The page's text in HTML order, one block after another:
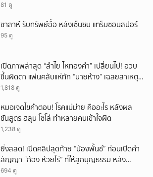
81 ดู
ซาลาห์ รับทรัพย์อื้อ หลังเซ็นซบ แทร็บซอนสปอร์
95 ดู
เปิดภาพล่าสุด “ลำไย ไหทองคำ” เปลี่ยนไป! อวบ
ขึ้นผิดตา แฟนคลับแห่ทัก “นายห้าง” เฉลยสาเหตุ
ชัด!
1,818 ดู
หมอเจดไขคำตอบ! โรคแม่ม่าย คืออะไร หลังผล
ชันสูตร ฮลุน โซโล่ ทำหลายคนเข้าใจผิด
1,238 ดู
ยิ่งสลด! เปิดคลิปสุดท้าย “น้องพั้นช์” ก่อนเปิดคำ
สัญญา “ก้อง ห้วยไร่” ที่ให้ลูกบุญธรรม หลัง
ลาโลก!
694 ดู